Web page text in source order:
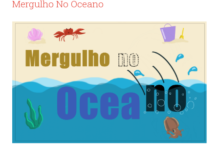
Mergulho No Oceano